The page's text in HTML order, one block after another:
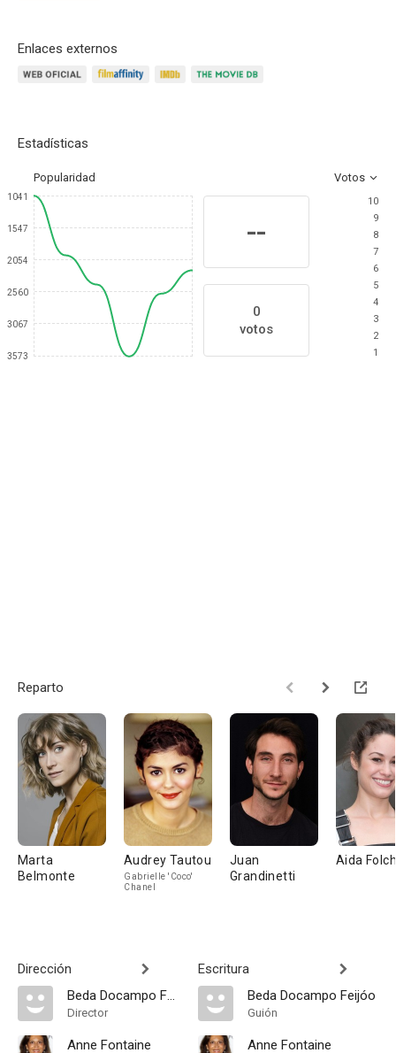
Enlaces externos
Estadísticas
Popularidad Votos
1041
1547
2054
2560
3067
3573
--
0
votos
10
9
8
7
6
5
4
3
2
1
Reparto
Marta
Belmonte
Audrey Tautou
Gabrielle 'Coco'
Chanel
Juan
Grandinetti
Aida Folch
Dirección
Beda Docampo Feijóo
Director
Anne Fontaine
Escritura
Beda Docampo Feijóo
Guión
Anne Fontaine